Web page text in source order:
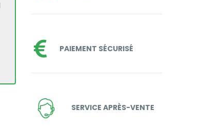
PAIEMENT SÉCURISÉ
SERVICE APRÈS-VENTE